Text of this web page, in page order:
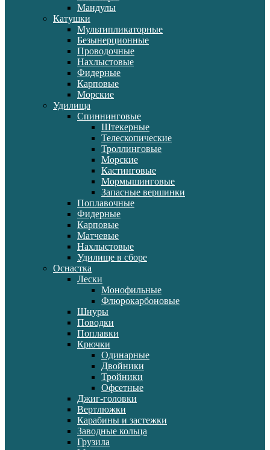
Мандулы
Катушки
Мультипликаторные
Безынерционные
Проводочные
Нахлыстовые
Фидерные
Карповые
Морские
Удилища
Спиннинговые
Штекерные
Телескопические
Троллинговые
Морские
Кастинговые
Мормышинговые
Запасные вершинки
Поплавочные
Фидерные
Карповые
Матчевые
Нахлыстовые
Удилище в сборе
Оснастка
Лески
Монофильные
Флюрокарбоновые
Шнуры
Поводки
Поплавки
Крючки
Одинарные
Двойники
Тройники
Офсетные
Джиг-головки
Вертлюжки
Карабины и застежки
Заводные кольца
Грузила